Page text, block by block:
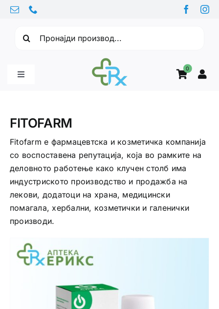
Skip
content
0
Toggle
Витамини
Здравје
Здравствени проблеми
Лична хигиена
Медицински апрати
FITOFARM
Fitofarm е фармацевтска и козметичка компанија
со воспоставена репутација, која во рамките на
деловното работење како клучен столб има
индустриското производство и продажба на
лекови, додатоци на храна, медицински
помагала, хербални, козметички и галенички
производи.